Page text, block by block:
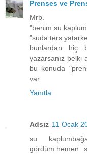
Prenses ve
Mrb.
"benim su
"suda ters
bunlardan hiç
yazarsanız belki
bu konuda
var.
Yanıtla
Adsız 11 Ocak
su
gördüm.hemen